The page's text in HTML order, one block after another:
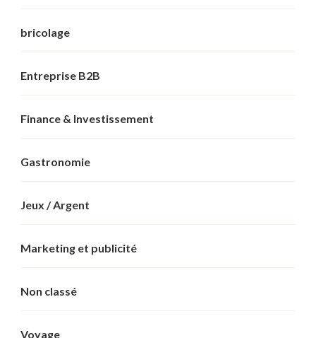
bricolage
Entreprise B2B
Finance & Investissement
Gastronomie
Jeux / Argent
Marketing et publicité
Non classé
Voyage